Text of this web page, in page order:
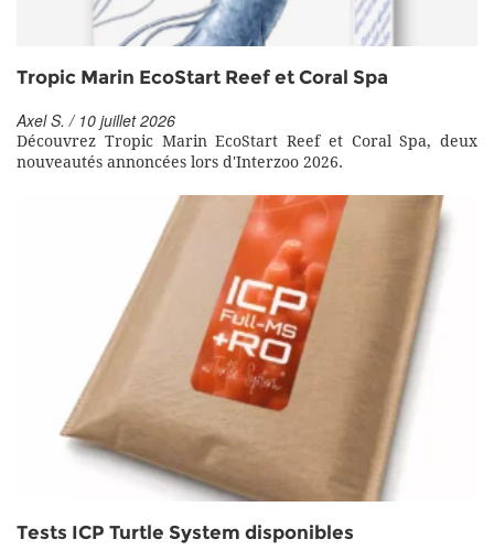
Tropic Marin EcoStart Reef et Coral Spa
Axel S. / 10 juillet 2026
Découvrez Tropic Marin EcoStart Reef et Coral Spa, deux
nouveautés annoncées lors d'Interzoo 2026.
Tests ICP Turtle System disponibles